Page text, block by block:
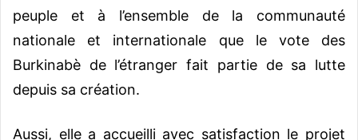
peuple et à l’ensemble de la communauté
nationale et internationale que le vote des
Burkinabè de l’étranger fait partie de sa lutte
depuis sa création.
Aussi, elle a accueilli avec satisfaction le projet